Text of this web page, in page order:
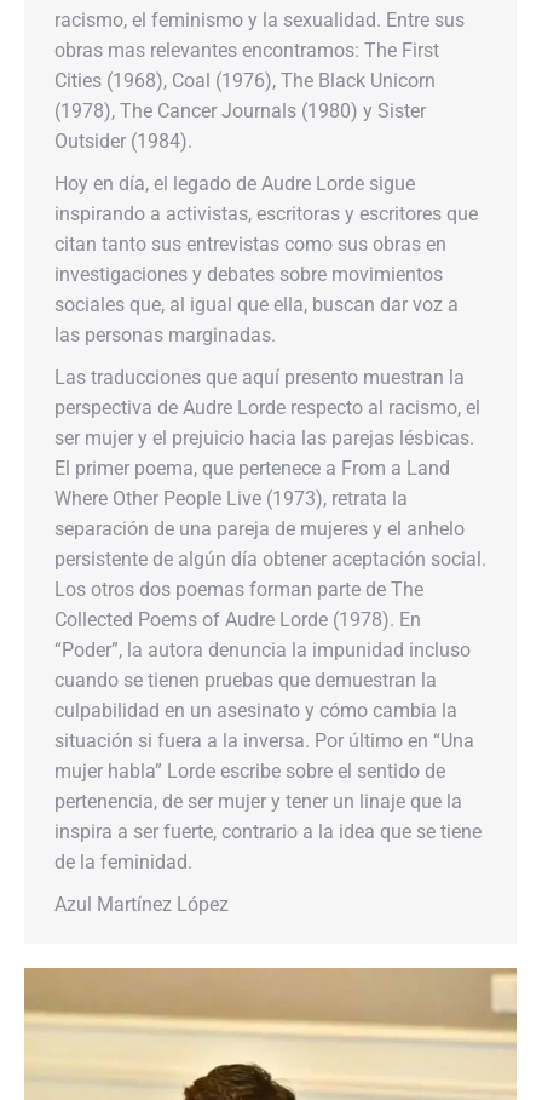
racismo, el feminismo y la sexualidad. Entre sus
obras mas relevantes encontramos: The First
Cities (1968), Coal (1976), The Black Unicorn
(1978), The Cancer Journals (1980) y Sister
Outsider (1984).
Hoy en día, el legado de Audre Lorde sigue
inspirando a activistas, escritoras y escritores que
citan tanto sus entrevistas como sus obras en
investigaciones y debates sobre movimientos
sociales que, al igual que ella, buscan dar voz a
las personas marginadas.
Las traducciones que aquí presento muestran la
perspectiva de Audre Lorde respecto al racismo, el
ser mujer y el prejuicio hacia las parejas lésbicas.
El primer poema, que pertenece a From a Land
Where Other People Live (1973), retrata la
separación de una pareja de mujeres y el anhelo
persistente de algún día obtener aceptación social.
Los otros dos poemas forman parte de The
Collected Poems of Audre Lorde (1978). En
“Poder”, la autora denuncia la impunidad incluso
cuando se tienen pruebas que demuestran la
culpabilidad en un asesinato y cómo cambia la
situación si fuera a la inversa. Por último en “Una
mujer habla” Lorde escribe sobre el sentido de
pertenencia, de ser mujer y tener un linaje que la
inspira a ser fuerte, contrario a la idea que se tiene
de la feminidad.
Azul Martínez López